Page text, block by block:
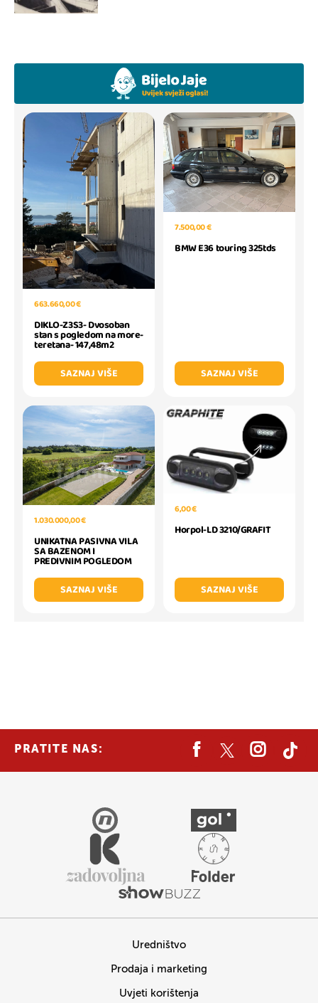
663.660,00 €
DIKLO-Z3S3- Dvosoban
stan s pogledom na more-
teretana- 147,48m2
SAZNAJ VIŠE
7.500,00 €
BMW E36 touring 325tds
SAZNAJ VIŠE
1.030.000,00 €
UNIKATNA PASIVNA VILA
SA BAZENOM I
PREDIVNIM POGLEDOM
SAZNAJ VIŠE
6,00 €
Horpol-LD 3210/GRAFIT
SAZNAJ VIŠE
PRATITE NAS:
Uredništvo
Prodaja i marketing
Uvjeti korištenja